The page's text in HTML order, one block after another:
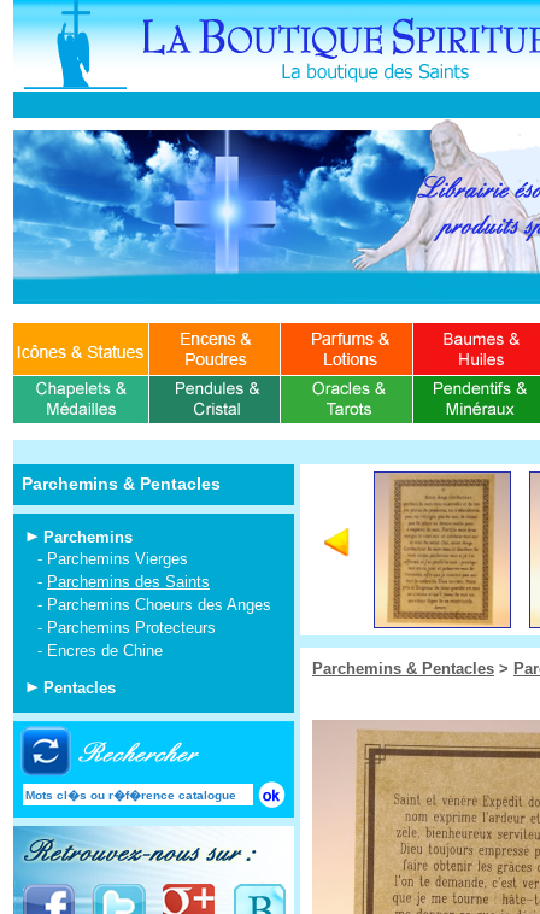
Parchemins & Pentacles
Parchemins
- Parchemins Vierges
- Parchemins des Saints
- Parchemins Choeurs des Anges
- Parchemins Protecteurs
- Encres de Chine
Pentacles
Parchemins & Pentacles >